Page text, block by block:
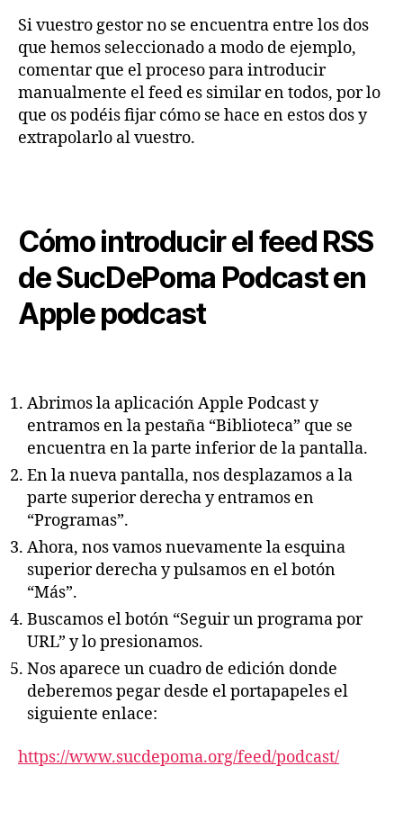
un
gestor
de
podcasts
Si vuestro gestor no se encuentra entre los dos
que hemos seleccionado a modo de ejemplo,
comentar que el proceso para introducir
manualmente el feed es similar en todos, por lo
que os podéis fijar cómo se hace en estos dos y
extrapolarlo al vuestro.
Cómo introducir el feed RSS
de SucDePoma Podcast en
Apple podcast
Abrimos la aplicación Apple Podcast y
entramos en la pestaña “Biblioteca” que se
encuentra en la parte inferior de la pantalla.
En la nueva pantalla, nos desplazamos a la
parte superior derecha y entramos en
“Programas”.
Ahora, nos vamos nuevamente la esquina
superior derecha y pulsamos en el botón
“Más”.
Buscamos el botón “Seguir un programa por
URL” y lo presionamos.
Nos aparece un cuadro de edición donde
deberemos pegar desde el portapapeles el
siguiente enlace:
https://www.sucdepoma.org/feed/podcast/